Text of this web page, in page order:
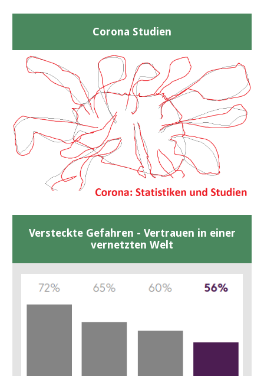
Corona Studien
Versteckte Gefahren - Vertrauen in einer
vernetzten Welt